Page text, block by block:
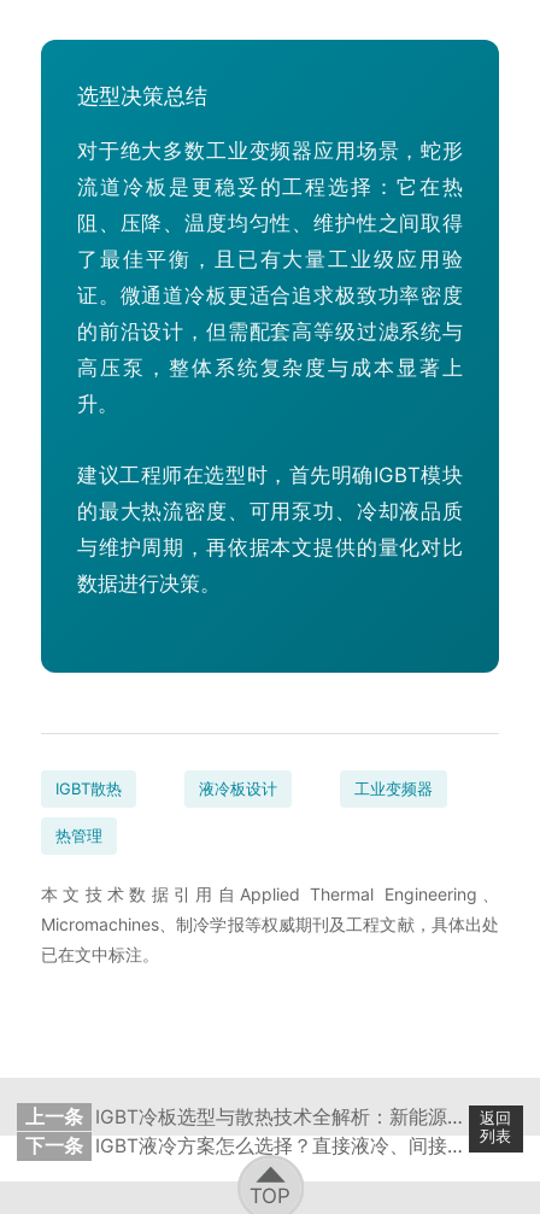
选型决策总结
对于绝大多数工业变频器应用场景，蛇形
流道冷板是更稳妥的工程选择：它在热
阻、压降、温度均匀性、维护性之间取得
了最佳平衡，且已有大量工业级应用验
证。微通道冷板更适合追求极致功率密度
的前沿设计，但需配套高等级过滤系统与
高压泵，整体系统复杂度与成本显著上
升。
建议工程师在选型时，首先明确IGBT模块
的最大热流密度、可用泵功、冷却液品质
与维护周期，再依据本文提供的量化对比
数据进行决策。
IGBT散热 液冷板设计 工业变频器
热管理
本文技术数据引用自Applied Thermal Engineering、
Micromachines、制冷学报等权威期刊及工程文献，具体出处
已在文中标注。
返回
列表
上一条 IGBT冷板选型与散热技术全解析：新能源汽车、光伏逆变器与工业变频应用指南
下一条 IGBT液冷方案怎么选择？直接液冷、间接液冷与双面散热的技术路线决策指南
TOP